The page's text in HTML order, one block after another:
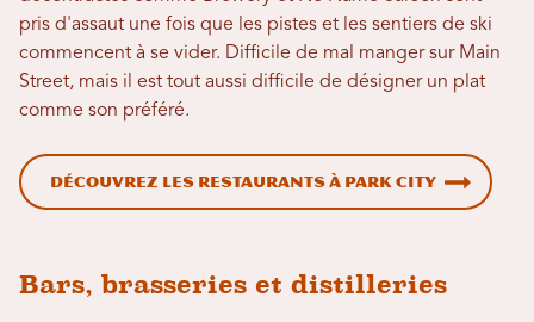
pris d'assaut une fois que les pistes et les sentiers de ski
commencent à se vider. Difficile de mal manger sur Main
Street, mais il est tout aussi difficile de désigner un plat
comme son préféré.
Découvrez les restaurants à Park City
Bars, brasseries et distilleries